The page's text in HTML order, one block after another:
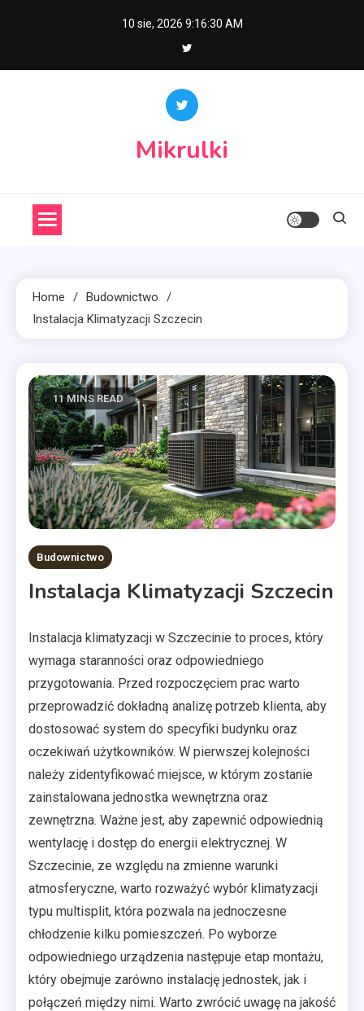
10 sie, 2026 9:16:31 AM
Mikrulki
Home
Budownictwo
Instalacja Klimatyzacji Szczecin
11 MINS READ
Budownictwo
Instalacja Klimatyzacji Szczecin
Instalacja klimatyzacji w Szczecinie to proces, który
wymaga staranności oraz odpowiedniego
przygotowania. Przed rozpoczęciem prac warto
przeprowadzić dokładną analizę potrzeb klienta, aby
dostosować system do specyfiki budynku oraz
oczekiwań użytkowników. W pierwszej kolejności
należy zidentyfikować miejsce, w którym zostanie
zainstalowana jednostka wewnętrzna oraz
zewnętrzna. Ważne jest, aby zapewnić odpowiednią
wentylację i dostęp do energii elektrycznej. W
Szczecinie, ze względu na zmienne warunki
atmosferyczne, warto rozważyć wybór klimatyzacji
typu multisplit, która pozwala na jednoczesne
chłodzenie kilku pomieszczeń. Po wyborze
odpowiedniego urządzenia następuje etap montażu,
który obejmuje zarówno instalację jednostek, jak i
połączeń między nimi. Warto zwrócić uwagę na jakość